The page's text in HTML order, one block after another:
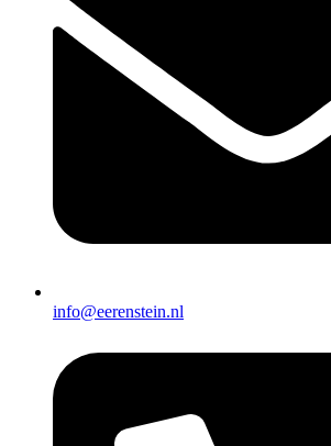
info@eerenstein.nl